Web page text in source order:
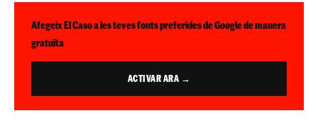
Afegeix El Caso a les teves fonts preferides de Google de manera
gratuïta
ACTIVAR ARA →